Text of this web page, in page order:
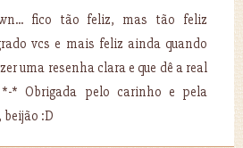
fico tão feliz, mas tão feliz
vcs e mais feliz ainda quando
uma resenha clara e que dê a real
* Obrigada pelo carinho e pela
:D